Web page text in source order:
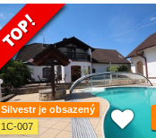
Silvestr je obsazený
1C-007